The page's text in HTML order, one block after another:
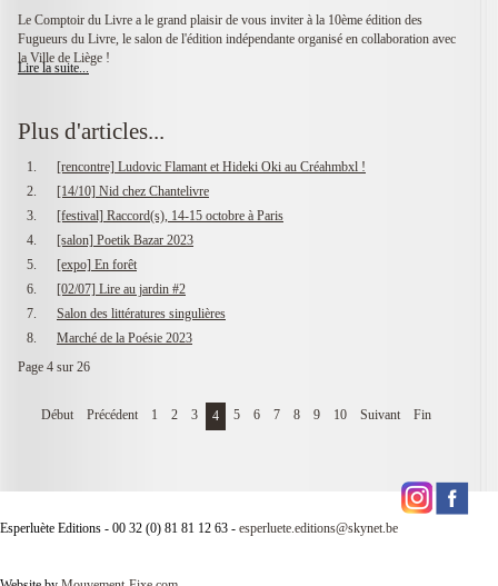
Le Comptoir du Livre a le grand plaisir de vous inviter à la 10ème édition des
Fugueurs du Livre, le salon de l'édition indépendante organisé en collaboration avec
la Ville de Liège !
Lire la suite...
Plus d'articles...
[rencontre] Ludovic Flamant et Hideki Oki au Créahmbxl !
[14/10] Nid chez Chantelivre
[festival] Raccord(s), 14-15 octobre à Paris
[salon] Poetik Bazar 2023
[expo] En forêt
[02/07] Lire au jardin #2
Salon des littératures singulières
Marché de la Poésie 2023
Page 4 sur 26
Début Précédent 1 2 3 4 5 6 7 8 9 10 Suivant Fin
Esperluète Editions - 00 32 (0) 81 81 12 63 - esperluete.editions@skynet.be